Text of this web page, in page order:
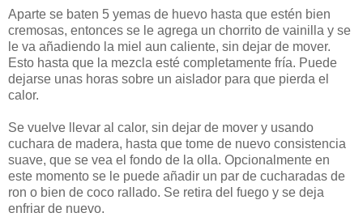
Aparte se baten 5 yemas de huevo hasta que estén bien
cremosas, entonces se le agrega un chorrito de vainilla y se
le va añadiendo la miel aun caliente, sin dejar de mover.
Esto hasta que la mezcla esté completamente fría. Puede
dejarse unas horas sobre un aislador para que pierda el
calor.
Se vuelve llevar al calor, sin dejar de mover y usando
cuchara de madera, hasta que tome de nuevo consistencia
suave, que se vea el fondo de la olla. Opcionalmente en
este momento se le puede añadir un par de cucharadas de
ron o bien de coco rallado. Se retira del fuego y se deja
enfriar de nuevo.